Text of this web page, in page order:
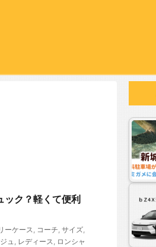
ック？軽くて便利
ーケース, コーチ, サイズ,
ュ , レディース, ロンシャ